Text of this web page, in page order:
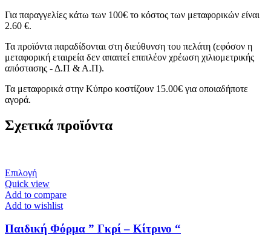
Για παραγγελίες κάτω των 100€ το κόστος των μεταφορικών είναι
2.60 €.
Τα προϊόντα παραδίδονται στη διεύθυνση του πελάτη (εφόσον η
μεταφορική εταιρεία δεν απαιτεί επιπλέον χρέωση χιλιομετρικής
απόστασης - Δ.Π & Α.Π).
Τα μεταφορικά στην Κύπρο κοστίζουν 15.00€ για οποιαδήποτε
αγορά.
Σχετικά προϊόντα
ΕπιλογήΑυτό
το
προϊόν
έχει
παραλλαγές.
Οι
Quick view
Add to compare
Add to wishlist
Παιδική Φόρμα ” Γκρί – Κίτρινο “